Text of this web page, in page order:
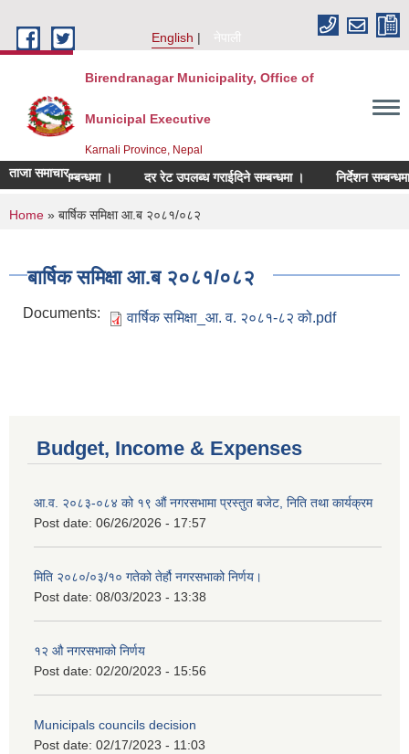
English
नेपाली
Birendranagar Municipality, Office of
Municipal Executive
Karnali Province, Nepal
ताजा समाचार
गर्ने सम्बन्धमा । दर रेट उपलब्ध गराईदिने सम्बन्धमा । निर्देशन सम्बन्धमा ।
You are here
Home » बार्षिक समिक्षा आ.ब २०८१/०८२
बार्षिक समिक्षा आ.ब २०८१/०८२
Documents: वार्षिक समिक्षा_आ. व. २०८१-८२ को.pdf
Budget, Income & Expenses
आ.व. २०८३-०८४ को १९ औं नगरसभामा प्रस्तुत बजेट, निति तथा कार्यक्रम
Post date: 06/26/2026 - 17:57
मिति २०८०/०३/१० गतेको तेर्हौ नगरसभाको निर्णय।
Post date: 08/03/2023 - 13:38
१२ औ नगरसभाको निर्णय
Post date: 02/20/2023 - 15:56
Municipals councils decision
Post date: 02/17/2023 - 11:03